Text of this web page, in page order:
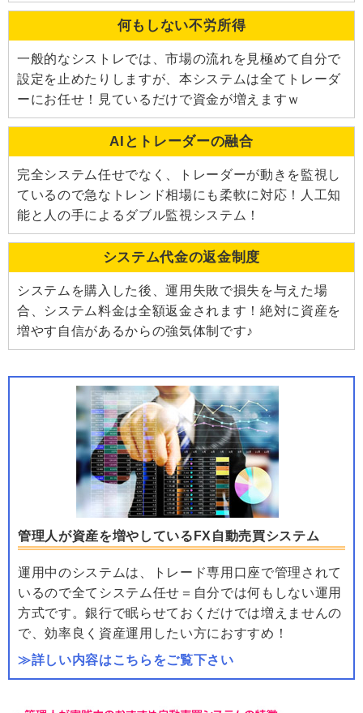
何もしない不労所得
一般的なシストレでは、市場の流れを見極めて自分で
設定を止めたりしますが、本システムは全てトレーダ
ーにお任せ！見ているだけで資金が増えますｗ
AIとトレーダーの融合
完全システム任せでなく、トレーダーが動きを監視し
ているので急なトレンド相場にも柔軟に対応！人工知
能と人の手によるダブル監視システム！
システム代金の返金制度
システムを購入した後、運用失敗で損失を与えた場
合、システム料金は全額返金されます！絶対に資産を
増やす自信があるからの強気体制です♪
管理人が資産を増やしているFX自動売買システム
運用中のシステムは、トレード専用口座で管理されて
いるので全てシステム任せ＝自分では何もしない運用
方式です。銀行で眠らせておくだけでは増えませんの
で、効率良く資産運用したい方におすすめ！
≫詳しい内容はこちらをご覧下さい